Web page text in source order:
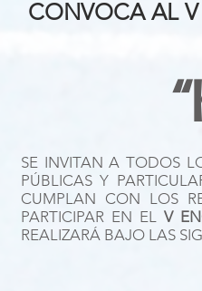
CONVOCA AL
SE INVITAN A TODOS
PÚBLICAS Y
CUMPLAN CON LOS
PARTICIPAR EN EL V
REALIZARÁ BAJO LAS